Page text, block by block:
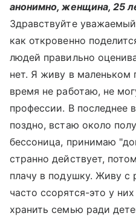
анонимно, женщина, 25
Здравствуйте
как откровенно
людей пра­вильно
нет. Я живу в маленьком
время не работаю, не
профессии. В послед­нее
поздно, встаю око­ло
бессоница, принимаю
странно дейст­вует,
плачу в подушку. Живу с
часто ссорятся-это у
хранить семью ради